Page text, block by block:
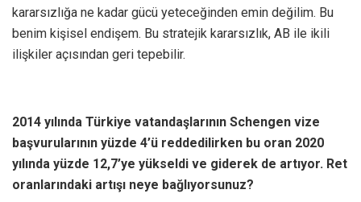
kararsızlığa ne kadar gücü yeteceğinden emin değilim. Bu
benim kişisel endişem. Bu stratejik kararsızlık, AB ile ikili
ilişkiler açısından geri tepebilir.
2014 yılında Türkiye vatandaşlarının Schengen vize
başvurularının yüzde 4’ü reddedilirken bu oran 2020
yılında yüzde 12,7’ye yükseldi ve giderek de artıyor. Ret
oranlarındaki artışı neye bağlıyorsunuz?